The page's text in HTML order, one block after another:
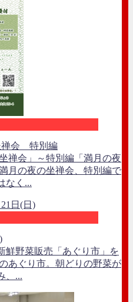
禅会 特別編
禅会」～特別編「満月の夜
月の夜の坐禅会、特別編で
なく...
鮮野菜販売「あぐり市」を
あぐり市。朝どりの野菜が
、...